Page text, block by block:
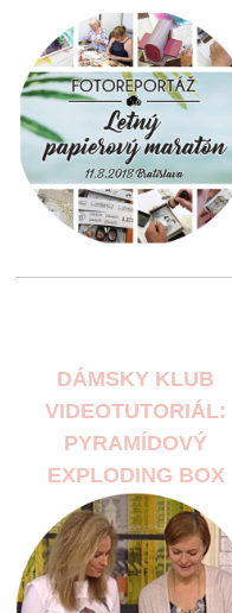
DÁMSKY KLUB
VIDEOTUTORIÁL:
PYRAMÍDOVÝ
EXPLODING BOX